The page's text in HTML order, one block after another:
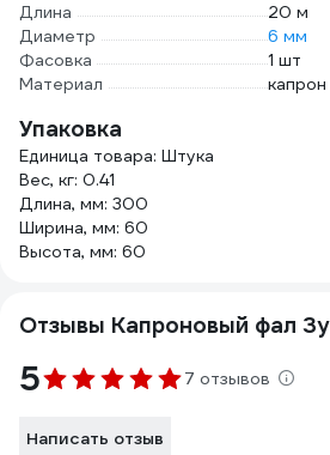
Длина
20 м
Диаметр
6 мм
Фасовка
1 шт
Материал
капрон
Упаковка
Единица товара: Штука
Вес, кг: 0.41
Длина, мм: 300
Ширина, мм: 60
Высота, мм: 60
Отзывы Капроновый фал
5 7 отзывов
Написать отзыв